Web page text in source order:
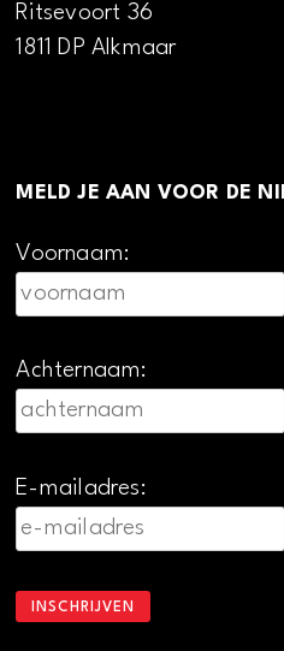
Ritsevoort 36
1811 DP Alkmaar
MELD JE AAN VOOR DE
Voornaam:
Achternaam:
E-mailadres: